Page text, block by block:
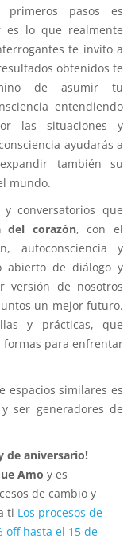
pasos es
es lo que realmente
te invito a
obtenidos te
de asumir tu
entendiendo
las situaciones y
ayudarás a
también su
mundo.
conversatorios que
del corazón, con el
autoconsciencia y
abierto de diálogo y
versión de nosotros
un mejor futuro.
y prácticas, que
formas para enfrentar
espacios similares es
ser generadores de
de aniversario!
Amo y es
de cambio y
ti Los procesos de
off hasta el 15 de